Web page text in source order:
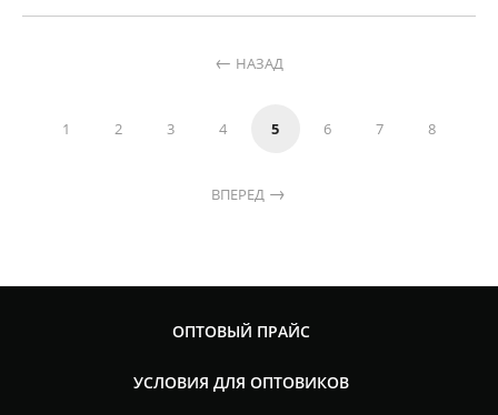
НАЗАД
1 2 3 4 5 6 7 8
ВПЕРЕД
ОПТОВЫЙ ПРАЙС
УСЛОВИЯ ДЛЯ ОПТОВИКОВ